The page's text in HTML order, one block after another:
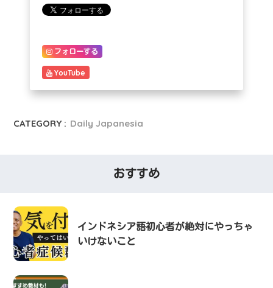
フォローする
YouTube
CATEGORY : Daily Japanesia
おすすめ
インドネシア語初心者が絶対にやっちゃ
いけないこと